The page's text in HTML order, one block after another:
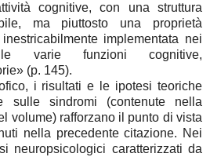
cognitive, con una struttura
ma piuttosto una proprietà
implementata nei
varie funzioni cognitive,
(p. 145).
i risultati e le ipotesi teoriche
sulle sindromi (contenute nella
volume) rafforzano il punto di vista
nella precedente citazione. Nei
neuropsicologici caratterizzati da